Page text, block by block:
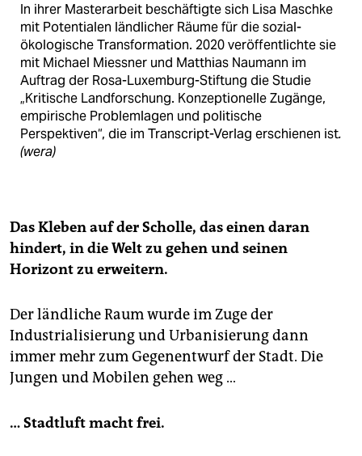
In ihrer Masterarbeit beschäftigte sich Lisa Maschke
mit Potentialen ländlicher Räume für die sozial-
ökologische Transformation. 2020 veröffentlichte sie
mit Michael Miessner und Matthias Naumann im
Auftrag der Rosa-Luxemburg-Stiftung die Studie
„Kritische Landforschung. Konzeptionelle Zugänge,
empirische Problemlagen und politische
Perspektiven“, die im Transcript-Verlag erschienen ist.
(wera)
Das Kleben auf der Scholle, das einen daran
hindert, in die Welt zu gehen und seinen
Horizont zu erweitern.
Der ländliche Raum wurde im Zuge der
Industrialisierung und Urbanisierung dann
immer mehr zum Gegenentwurf der Stadt. Die
Jungen und Mobilen gehen weg …
… Stadtluft macht frei.